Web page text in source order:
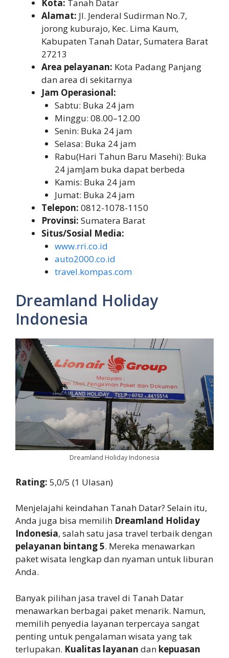
Kota: Tanah Datar
Alamat: Jl. Jenderal Sudirman No.7,
jorong kuburajo, Kec. Lima Kaum,
Kabupaten Tanah Datar, Sumatera Barat
27213
Area pelayanan: Kota Padang Panjang
dan area di sekitarnya
Jam Operasional:
Sabtu: Buka 24 jam
Minggu: 08.00–12.00
Senin: Buka 24 jam
Selasa: Buka 24 jam
Rabu(Hari Tahun Baru Masehi): Buka
24 jamJam buka dapat berbeda
Kamis: Buka 24 jam
Jumat: Buka 24 jam
Telepon: 0812-1078-1150
Provinsi: Sumatera Barat
Situs/Sosial Media:
www.rri.co.id
auto2000.co.id
travel.kompas.com
Dreamland Holiday
Indonesia
Dreamland Holiday Indonesia
Rating: 5,0/5 (1 Ulasan)
Menjelajahi keindahan Tanah Datar? Selain itu,
Anda juga bisa memilih Dreamland Holiday
Indonesia, salah satu jasa travel terbaik dengan
pelayanan bintang 5. Mereka menawarkan
paket wisata lengkap dan nyaman untuk liburan
Anda.
Banyak pilihan jasa travel di Tanah Datar
menawarkan berbagai paket menarik. Namun,
memilih penyedia layanan terpercaya sangat
penting untuk pengalaman wisata yang tak
terlupakan. Kualitas layanan dan kepuasan